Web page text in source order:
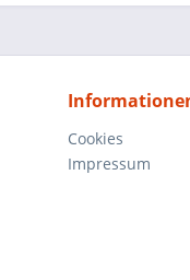
Cookies
Impressum